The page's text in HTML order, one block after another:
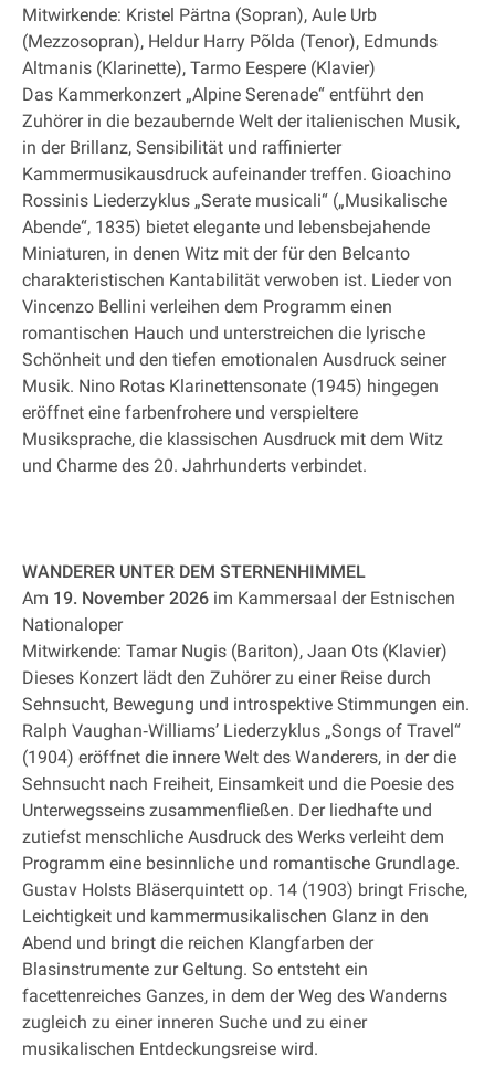
Mitwirkende: Kristel Pärtna (Sopran), Aule Urb
(Mezzosopran), Heldur Harry Põlda (Tenor), Edmunds
Altmanis (Klarinette), Tarmo Eespere (Klavier)
Das Kammerkonzert „Alpine Serenade“ entführt den
Zuhörer in die bezaubernde Welt der italienischen Musik,
in der Brillanz, Sensibilität und raffinierter
Kammermusikausdruck aufeinander treffen. Gioachino
Rossinis Liederzyklus „Serate musicali“ („Musikalische
Abende“, 1835) bietet elegante und lebensbejahende
Miniaturen, in denen Witz mit der für den Belcanto
charakteristischen Kantabilität verwoben ist. Lieder von
Vincenzo Bellini verleihen dem Programm einen
romantischen Hauch und unterstreichen die lyrische
Schönheit und den tiefen emotionalen Ausdruck seiner
Musik. Nino Rotas Klarinettensonate (1945) hingegen
eröffnet eine farbenfrohere und verspieltere
Musiksprache, die klassischen Ausdruck mit dem Witz
und Charme des 20. Jahrhunderts verbindet.
WANDERER UNTER DEM STERNENHIMMEL
Am 19. November 2026 im Kammersaal der Estnischen
Nationaloper
Mitwirkende: Tamar Nugis (Bariton), Jaan Ots (Klavier)
Dieses Konzert lädt den Zuhörer zu einer Reise durch
Sehnsucht, Bewegung und introspektive Stimmungen ein.
Ralph Vaughan‐Williams’ Liederzyklus „Songs of Travel“
(1904) eröffnet die innere Welt des Wanderers, in der die
Sehnsucht nach Freiheit, Einsamkeit und die Poesie des
Unterwegsseins zusammenfließen. Der liedhafte und
zutiefst menschliche Ausdruck des Werks verleiht dem
Programm eine besinnliche und romantische Grundlage.
Gustav Holsts Bläserquintett op. 14 (1903) bringt Frische,
Leichtigkeit und kammermusikalischen Glanz in den
Abend und bringt die reichen Klangfarben der
Blasinstrumente zur Geltung. So entsteht ein
facettenreiches Ganzes, in dem der Weg des Wanderns
zugleich zu einer inneren Suche und zu einer
musikalischen Entdeckungsreise wird.